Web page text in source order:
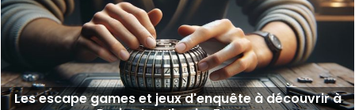
Les escape games et jeux d'enquête à découvrir à